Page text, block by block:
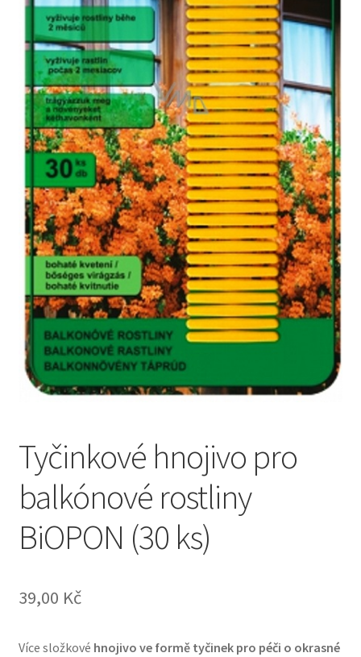
Tyčinkové hnojivo pro
balkónové rostliny
BiOPON (30 ks)
39,00 Kč
Více složkové hnojivo ve formě tyčinek pro péči o okrasné